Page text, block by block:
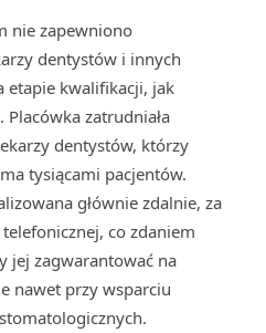
nie zapewniono
dentystów i innych
etapie kwalifikacji, jak
zatrudniała
dentystów, którzy
tysiącami pacjentów.
głównie zdalnie, za
co zdaniem
jej zagwarantować na
nawet przy wsparciu